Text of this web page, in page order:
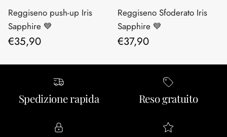
Reggiseno push-up Iris
Sapphire 💙
Prezzo normale
€35,90
Reggiseno Sfoderato Iris
Sapphire 💙
Prezzo normale
€37,90
Spedizione rapida Reso gratuito